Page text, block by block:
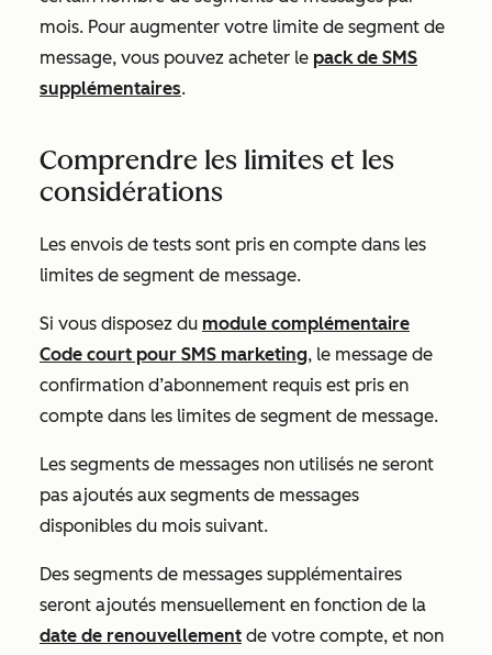
mois. Pour augmenter votre limite de segment de
message, vous pouvez acheter le pack de SMS
supplémentaires.
Comprendre les limites et les
considérations
Les envois de tests sont pris en compte dans les
limites de segment de message.
Si vous disposez du module complémentaire
Code court pour SMS marketing, le message de
confirmation d’abonnement requis est pris en
compte dans les limites de segment de message.
Les segments de messages non utilisés ne seront
pas ajoutés aux segments de messages
disponibles du mois suivant.
Des segments de messages supplémentaires
seront ajoutés mensuellement en fonction de la
date de renouvellement de votre compte, et non